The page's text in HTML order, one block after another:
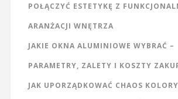
POŁĄCZYĆ ESTETYKĘ Z
ARANŻACJI WNĘTRZA
JAKIE OKNA ALUMINIOWE WYBRAĆ –
PARAMETRY, ZALETY I KOSZTY
JAK UPORZĄDKOWAĆ CHAOS